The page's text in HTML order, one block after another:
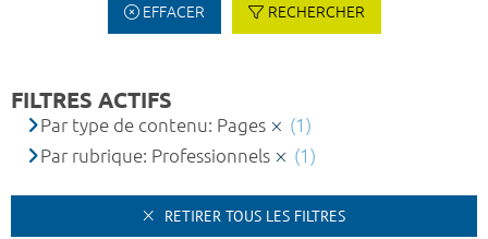
EFFACER RECHERCHER
FILTRES ACTIFS
Par type de contenu: Pages
(1)
Par rubrique: Professionnels
(1)
RETIRER TOUS LES FILTRES